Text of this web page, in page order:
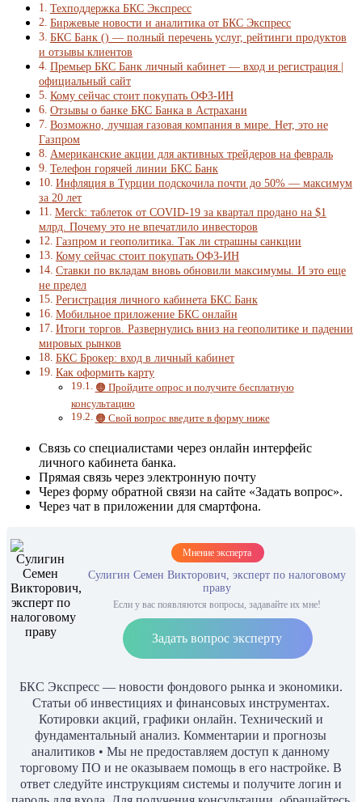
Техподдержка БКС Экспресс
Биржевые новости и аналитика от БКС Экспресс
БКС Банк () — полный перечень услуг, рейтинги продуктов
и отзывы клиентов
Премьер БКС Банк личный кабинет — вход и регистрация |
официальный сайт
Кому сейчас стоит покупать ОФЗ-ИН
Отзывы о банке БКС Банка в Астрахани
Возможно, лучшая газовая компания в мире. Нет, это не
Газпром
Американские акции для активных трейдеров на февраль
Телефон горячей линии БКС Банк
Инфляция в Турции подскочила почти до 50% — максимум
за 20 лет
Merck: таблеток от COVID-19 за квартал продано на $1
млрд. Почему это не впечатлило инвесторов
Газпром и геополитика. Так ли страшны санкции
Кому сейчас стоит покупать ОФЗ-ИН
Ставки по вкладам вновь обновили максимумы. И это еще
не предел
Регистрация личного кабинета БКС Банк
Мобильное приложение БКС онлайн
Итоги торгов. Развернулись вниз на геополитике и падении
мировых рынков
БКС Брокер: вход в личный кабинет
Как оформить карту
🟠 Пройдите опрос и получите бесплатную
консультацию
🟠 Свой вопрос введите в форму ниже
Связь со специалистами через онлайн интерфейс
личного кабинета банка.
Прямая связь через электронную почту
Через форму обратной связи на сайте «Задать вопрос».
Через чат в приложении для смартфона.
Мнение эксперта
Сулигин Семен Викторович, эксперт по налоговому
праву
Если у вас появляются вопросы, задавайте их мне!
Задать вопрос эксперту
БКС Экспресс — новости фондового рынка и экономики.
Статьи об инвестициях и финансовых инструментах.
Котировки акций, графики онлайн. Технический и
фундаментальный анализ. Комментарии и прогнозы
аналитиков • Мы не предоставляем доступ к данному
торговому ПО и не оказываем помощь в его настройке. В
ответ следуйте инструкциям системы и получите логин и